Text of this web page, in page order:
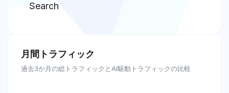
Search
月間トラフィック
過去3か月の総トラフィックとAI駆動トラフィックの比較